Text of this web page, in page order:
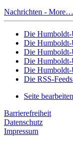
Nachrichten - More…
Die Humboldt-
Die
Die Humboldt-
Die Humboldt-
Die
Die RSS-
Seite bearbeiten
Barrierefreiheit
Datenschutz
Impressum